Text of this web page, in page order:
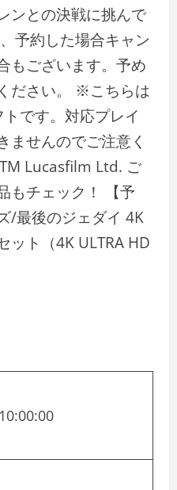
ンとの決戦に挑んで
予約した場合キャン
もございます。予め
ださい。 ※こちらは
です。対応プレイ
ませんのでご注意く
Lucasfilm Ltd. ご
もチェック！ 【予
/最後のジェダイ 4K
ット（4K ULTRA HD